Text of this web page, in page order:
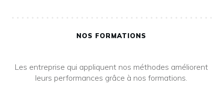
NOS FORMATIONS
Les entreprise qui appliquent nos méthodes améliorent
leurs performances grâce à nos formations.